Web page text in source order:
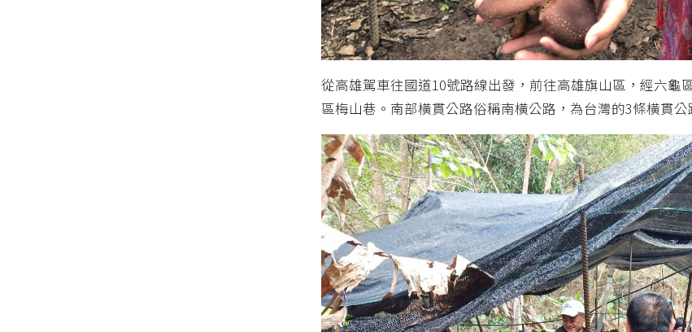
從高雄駕車往國道10號路線出發，前往高雄旗山區，經六
區梅山巷。南部橫貫公路俗稱南橫公路，為台灣的3條橫貫